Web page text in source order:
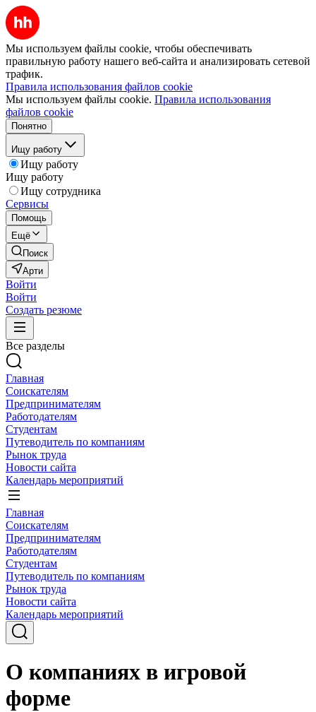
Мы используем файлы cookie, чтобы обеспечивать
правильную работу нашего веб-сайта и анализировать сетевой
трафик.
Правила использования файлов cookie
Мы используем файлы cookie. Правила использования
файлов cookie
Понятно
Ищу работу
Ищу работу
Ищу работу
Ищу сотрудника
Сервисы
Помощь
Ещё
Поиск
Арти
Войти
Войти
Создать резюме
Все разделы
Главная
Соискателям
Предпринимателям
Работодателям
Студентам
Путеводитель по компаниям
Рынок труда
Новости сайта
Календарь мероприятий
Главная
Соискателям
Предпринимателям
Работодателям
Студентам
Путеводитель по компаниям
Рынок труда
Новости сайта
Календарь мероприятий
О компаниях в игровой
форме